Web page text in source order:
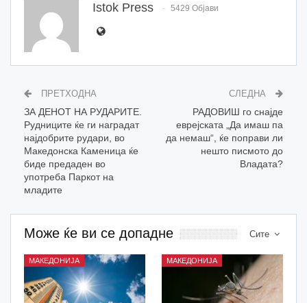
Istok Press 5429 Објави
ПРЕТХОДНА
ЗА ДЕНОТ НА РУДАРИТЕ.
Рудниците ќе ги наградат
најдобрите рудари, во
Македонска Каменица ќе
биде предаден во
употреба Паркот на
младите
СЛЕДНА
РАДОВИШ го снајде
еврејската „Да имаш па
да немаш“, ќе поправи ли
нешто писмото до
Владата?
Сите
Може ќе ви се допадне
МАКЕДОНИЈА МАКЕДОНИЈА